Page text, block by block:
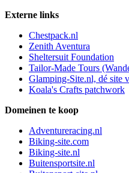
Externe links
Chestpack.nl
Zenith Aventura
Sheltersuit Foundation
Tailor-Made Tours
Glamping-Site.nl, dé site
Koala's Crafts patchwork
Domeinen te koop
Adventureracing.nl
Biking-site.com
Biking-site.nl
Buitensportsite.nl